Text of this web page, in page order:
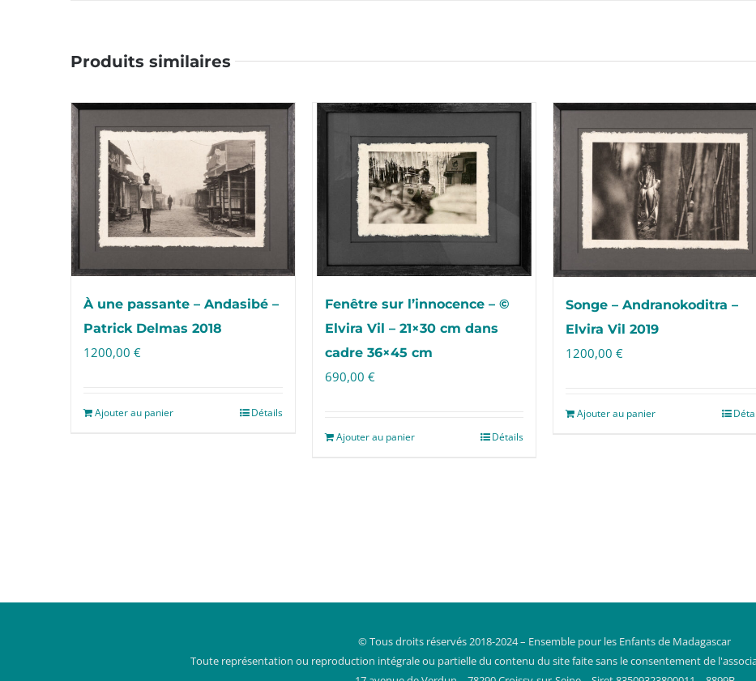
Produits similaires
À une passante – Andasibé –
Patrick Delmas 2018
1200,00 €
Ajouter au panier Détails
Fenêtre sur l’innocence – ©
Elvira Vil – 21×30 cm dans
cadre 36×45 cm
690,00 €
Ajouter au panier Détails
Songe – Andranokoditra –
Elvira Vil 2019
1200,00 €
Ajouter au panier
© Tous droits réservés 2018-2024 – Ensemble pour les Enfants de Madagascar
Toute représentation ou reproduction intégrale ou partielle du contenu du site faite sans le consentement de